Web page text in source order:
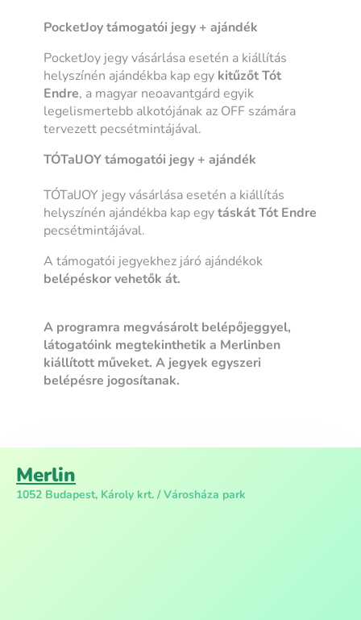
PocketJoy támogatói jegy + ajándék
PocketJoy jegy vásárlása esetén a kiállítás
helyszínén ajándékba kap egy kitűzőtTót
Endre, a magyar neoavantgárd egyik
legelismertebb alkotójának az OFF számára
tervezett pecsétmintájával.
TÓTalJOY támogatói jegy + ajándék
TÓTalJOY jegy vásárlása esetén a kiállítás
helyszínén ajándékba kap egytáskátTót Endre
pecsétmintájával.
A támogatói jegyekhez járó ajándékok
belépéskor vehetők át.
A programra megvásárolt belépőjeggyel,
látogatóink megtekinthetik a Merlinben
kiállított műveket. A jegyek egyszeri
belépésre jogosítanak.
Merlin
1052 Budapest, Károly krt. / Városháza park